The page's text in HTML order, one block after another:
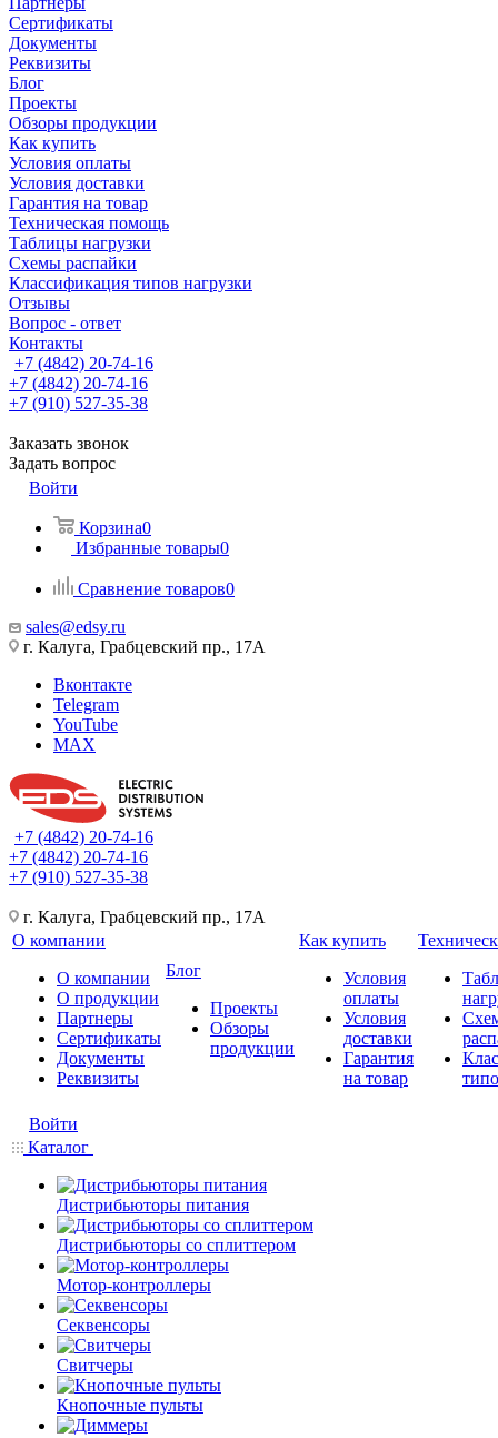
Сертификаты
Документы
Реквизиты
Блог
Проекты
Обзоры продукции
Как купить
Условия оплаты
Условия доставки
Гарантия на товар
Техническая помощь
Таблицы нагрузки
Схемы распайки
Классификация типов нагрузки
Отзывы
Вопрос - ответ
Контакты
+7 (4842) 20-74-16
+7 (4842) 20-74-16
+7 (910) 527-35-38
Заказать звонок
Задать вопрос
Войти
Корзина0
Избранные товары0
Сравнение товаров0
sales@edsy.ru
г. Калуга, Грабцевский пр., 17А
Вконтакте
Telegram
YouTube
MAX
+7 (4842) 20-74-16
+7 (4842) 20-74-16
+7 (910) 527-35-38
г. Калуга, Грабцевский пр., 17А
О компании
О компании
О продукции
Партнеры
Сертификаты
Документы
Реквизиты
Блог
Проекты
Обзоры
продукции
Как купить
Условия
оплаты
Условия
доставки
Гарантия
на товар
Войти
Каталог
Дистрибьюторы питания
Дистрибьюторы со сплиттером
Мотор-контроллеры
Секвенсоры
Свитчеры
Кнопочные пульты